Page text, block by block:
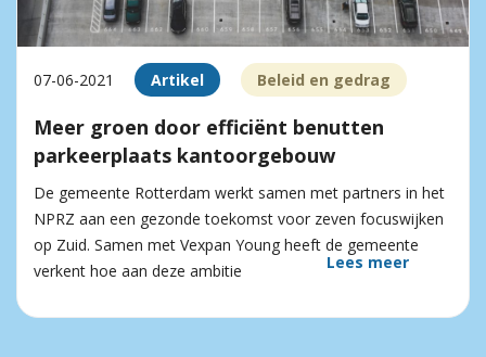
07-06-2021 Artikel Beleid en gedrag
Meer groen door efficiënt benutten
parkeerplaats kantoorgebouw
De gemeente Rotterdam werkt samen met partners in het
NPRZ aan een gezonde toekomst voor zeven focuswijken
op Zuid. Samen met Vexpan Young heeft de gemeente
verkent hoe aan deze ambitie
Lees meer